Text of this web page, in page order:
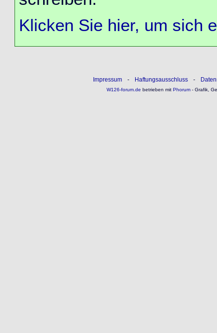
Klicken Sie hier, um sich
Impressum - Haftungsausschluss -
W126-forum.de betrieben mitPhorum- Grafik,